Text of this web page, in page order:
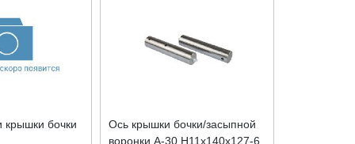
крышки бочки
Ось крышки бочки/засыпной
воронки A-30 H11x140x127-6